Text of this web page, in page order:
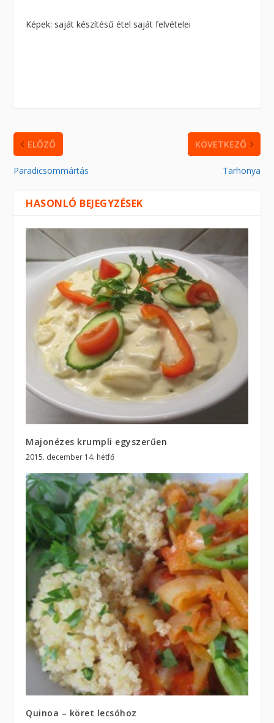
Képek: saját készítésű étel saját felvételei
ELŐZŐ
Paradicsommártás
KÖVETKEZŐ
Tarhonya
HASONLÓ BEJEGYZÉSEK
Majonézes krumpli egyszerűen
2015. december 14. hétfő
Quinoa – köret lecsóhoz